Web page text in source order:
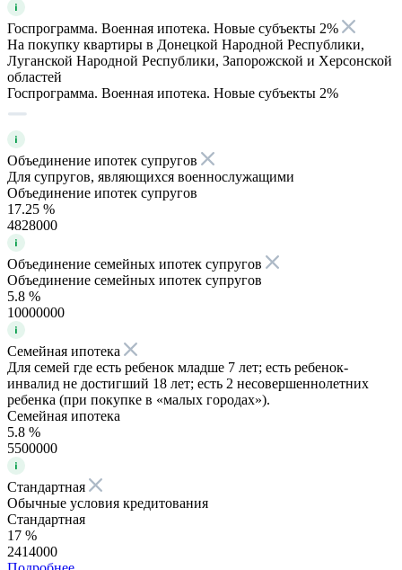
Госпрограмма. Военная ипотека. Новые субъекты 2%
На покупку квартиры в Донецкой Народной Республики,
Луганской Народной Республики, Запорожской и Херсонской
областей
Госпрограмма. Военная ипотека. Новые субъекты 2%
Объединение ипотек супругов
Для супругов, являющихся военнослужащими
Объединение ипотек супругов
17.25 %
4828000
Объединение семейных ипотек супругов
Объединение семейных ипотек супругов
5.8 %
10000000
Семейная ипотека
Для семей где есть ребенок младше 7 лет; есть ребенок-
инвалид не достигший 18 лет; есть 2 несовершеннолетних
ребенка (при покупке в «малых городах»).
Семейная ипотека
5.8 %
5500000
Стандартная
Обычные условия кредитования
Стандартная
17 %
2414000